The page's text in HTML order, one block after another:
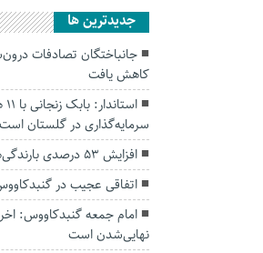
جديدترين ها
کاهش یافت
سرمایه‌گذاری در گلستان است
افزایش ۵۳ درصدی بارندگی‌ها در گلستان
اتفاقی عجیب در‌
امام جمعه گنبدکاووس:
نهایی‌شدن است